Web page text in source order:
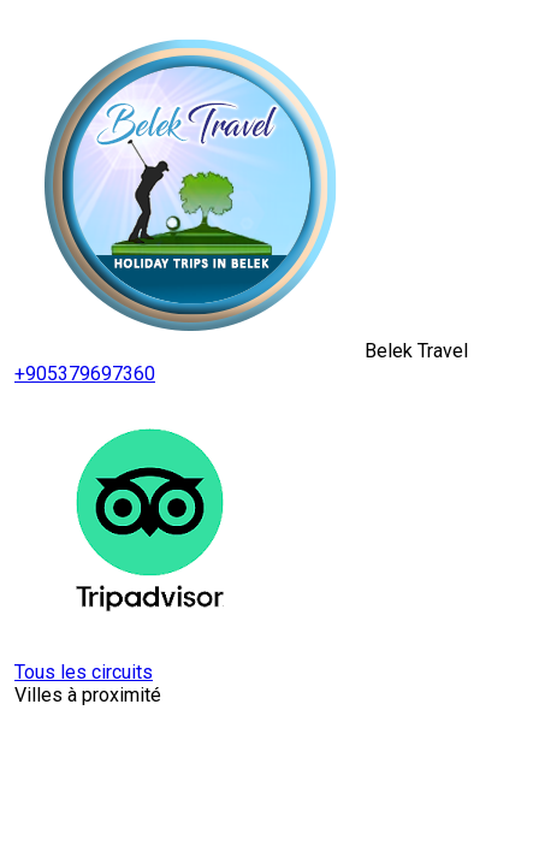
Belek Travel
+905379697360
Tous les circuits
Villes à proximité